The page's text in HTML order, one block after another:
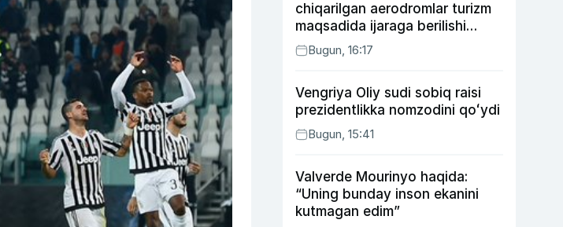
chiqarilgan aerodromlar turizm
maqsadida ijaraga berilishi
mumkin
Bugun, 16:17
Vengriya Oliy sudi sobiq raisi
prezidentlikka nomzodini qoʻydi
Bugun, 15:41
Valverde Mourinyo haqida:
“Uning bunday inson ekanini
kutmagan edim”